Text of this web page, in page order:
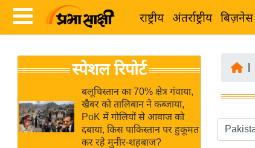
राष्ट्रीय अंतर्राष्ट्रीय बिज़नेस
News
Hindi
Hindi
ब
र
स्पेशल रिपोर्ट
बलूचिस्तान का 70% क्षेत्र गंवाया,
खैबर को तालिबान ने कब्जाया,
PoK में गोलियों से आवाज को
दबाया, किस पाकिस्तान पर हुकूमत
कर रहे मुनीर-शहबाज?